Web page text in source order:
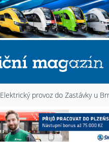
Elektrický provoz do Zastávky u